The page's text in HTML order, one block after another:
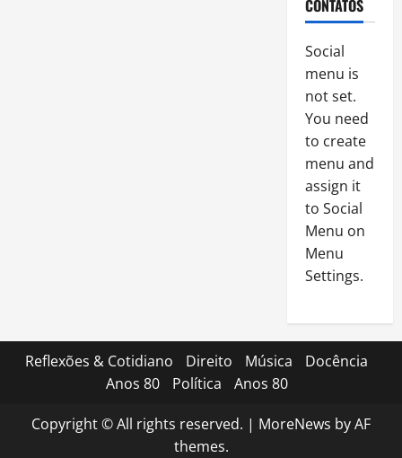
CONTATOS
Social
menu is
not set.
You need
to create
menu and
assign it
to Social
Menu on
Menu
Settings.
Reflexões & Cotidiano Direito Música
Docência
Anos 80
Política Anos 80
Copyright © All rights reserved. | MoreNews by AF
themes.